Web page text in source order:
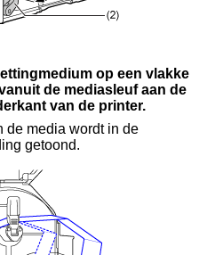
op een vlakke
de mediasleuf aan de
van de printer.
de media wordt in de
getoond.